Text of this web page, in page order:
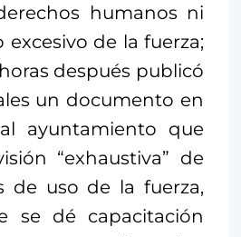
humanos ni
excesivo de la fuerza;
después publicó
un documento en
ayuntamiento que
“exhaustiva” de
de uso de la fuerza,
se dé capacitación